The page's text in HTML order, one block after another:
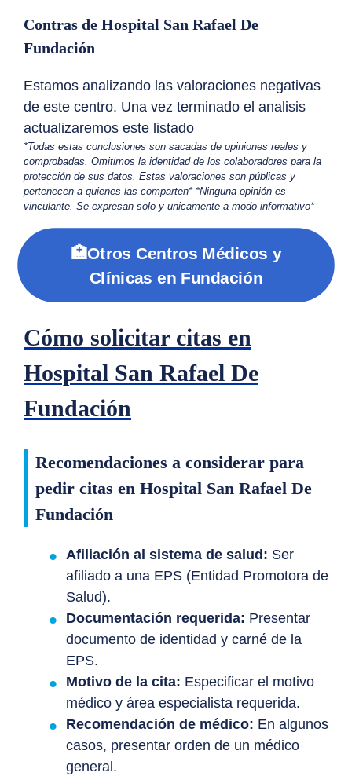
Contras de Hospital San Rafael De
Fundación
Estamos analizando las valoraciones negativas
de este centro. Una vez terminado el analisis
actualizaremos este listado
*Todas estas conclusiones son sacadas de opiniones reales y
comprobadas. Omitimos la identidad de los colaboradores para la
protección de sus datos. Estas valoraciones son públicas y
pertenecen a quienes las comparten* *Ninguna opinión es
vinculante. Se expresan solo y unicamente a modo informativo*
🏥Otros Centros Médicos y
Clínicas en Fundación
Cómo solicitar citas en
Hospital San Rafael De
Fundación
Recomendaciones a considerar para
pedir citas en Hospital San Rafael De
Fundación
Afiliación al sistema de salud: Ser
afiliado a una EPS (Entidad Promotora de
Salud).
Documentación requerida: Presentar
documento de identidad y carné de la
EPS.
Motivo de la cita: Especificar el motivo
médico y área especialista requerida.
Recomendación de médico: En algunos
casos, presentar orden de un médico
general.